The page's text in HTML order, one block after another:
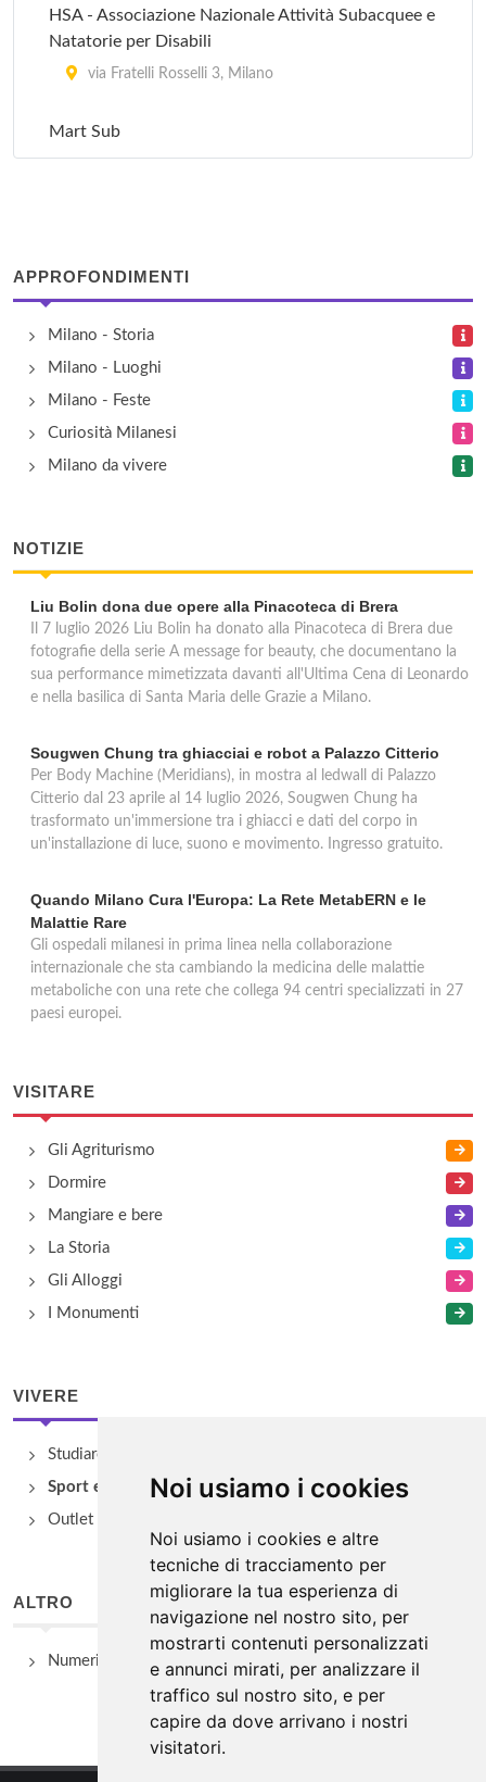
Noi usiamo i cookies
Noi usiamo i cookies e altre
tecniche di tracciamento per
migliorare la tua esperienza di
navigazione nel nostro sito, per
mostrarti contenuti personalizzati
e annunci mirati, per analizzare il
traffico sul nostro sito, e per
capire da dove arrivano i nostri
visitatori.
HSA - Associazione Nazionale Attività Subacquee e
Natatorie per Disabili
via Fratelli Rosselli 3, Milano
Mart Sub
via San Alessandro 46, Milano
Professional Sport Center
via Giambellino 57, Milano
via Giuseppe Ripamonti 21, Milano
APPROFONDIMENTI
Milano - Storia
Milano - Luoghi
Milano - Feste
Curiosità Milanesi
Milano da vivere
NOTIZIE
Liu Bolin dona due opere alla Pinacoteca di Brera
Il 7 luglio 2026 Liu Bolin ha donato alla Pinacoteca di Brera due
fotografie della serie A message for beauty, che documentano la
sua performance mimetizzata davanti all'Ultima Cena di Leonardo
e nella basilica di Santa Maria delle Grazie a Milano.
Sougwen Chung tra ghiacciai e robot a Palazzo Citterio
Per Body Machine (Meridians), in mostra al ledwall di Palazzo
Citterio dal 23 aprile al 14 luglio 2026, Sougwen Chung ha
trasformato un'immersione tra i ghiacci e dati del corpo in
un'installazione di luce, suono e movimento. Ingresso gratuito.
Quando Milano Cura l'Europa: La Rete MetabERN e le
Malattie Rare
Gli ospedali milanesi in prima linea nella collaborazione
internazionale che sta cambiando la medicina delle malattie
metaboliche con una rete che collega 94 centri specializzati in 27
paesi europei.
VISITARE
Gli Agriturismo
Dormire
Mangiare e bere
La Storia
Gli Alloggi
I Monumenti
VIVERE
Studiare
Sport e Benessere
Outlet e spacci aziendali
ALTRO
Numeri Utili